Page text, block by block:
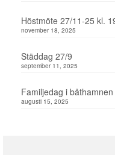
Höstmöte 27/11-25 kl.
november 18, 2025
Städdag 27/9
september 11, 2025
Familjedag i
augusti 15, 2025